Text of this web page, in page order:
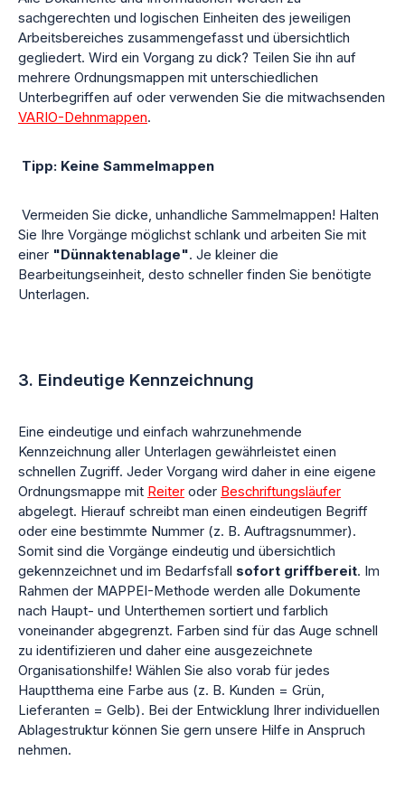
sachgerechten und logischen Einheiten des jeweiligen
Arbeitsbereiches zusammengefasst und übersichtlich
gegliedert. Wird ein Vorgang zu dick? Teilen Sie ihn auf
mehrere Ordnungsmappen mit unterschiedlichen
Unterbegriffen auf oder verwenden Sie die mitwachsenden
VARIO-Dehnmappen.
Tipp: Keine Sammelmappen
Vermeiden Sie dicke, unhandliche Sammelmappen! Halten
Sie Ihre Vorgänge möglichst schlank und arbeiten Sie mit
einer "Dünnaktenablage". Je kleiner die
Bearbeitungseinheit, desto schneller finden Sie benötigte
Unterlagen.
3. Eindeutige Kennzeichnung
Eine eindeutige und einfach wahrzunehmende
Kennzeichnung aller Unterlagen gewährleistet einen
schnellen Zugriff. Jeder Vorgang wird daher in eine eigene
Ordnungsmappe mit Reiter oder Beschriftungsläufer
abgelegt. Hierauf schreibt man einen eindeutigen Begriff
oder eine bestimmte Nummer (z. B. Auftragsnummer).
Somit sind die Vorgänge eindeutig und übersichtlich
gekennzeichnet und im Bedarfsfall sofort griffbereit. Im
Rahmen der MAPPEI-Methode werden alle Dokumente
nach Haupt- und Unterthemen sortiert und farblich
voneinander abgegrenzt. Farben sind für das Auge schnell
zu identifizieren und daher eine ausgezeichnete
Organisationshilfe! Wählen Sie also vorab für jedes
Hauptthema eine Farbe aus (z. B. Kunden = Grün,
Lieferanten = Gelb). Bei der Entwicklung Ihrer individuellen
Ablagestruktur können Sie gern unsere Hilfe in Anspruch
nehmen.